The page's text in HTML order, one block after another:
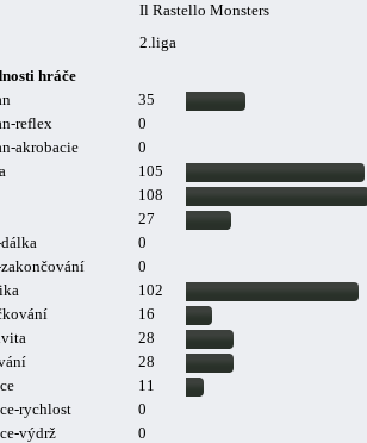
Il Rastello Monsters
2.liga
hráče
35
reflex
0
akrobacie
0
105
108
27
0
0
102
16
28
28
11
rychlost
0
výdrž
0